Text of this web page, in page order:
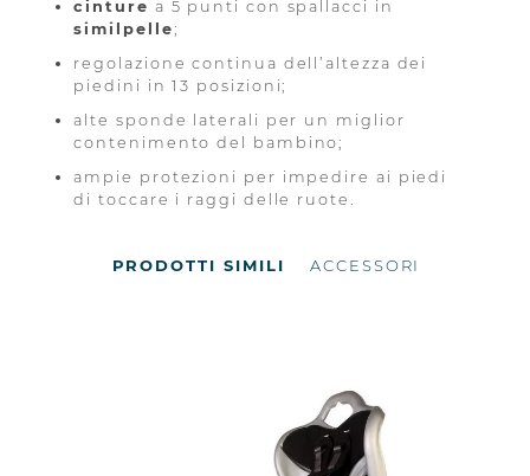
cinture a 5 punti con spallacci in
similpelle;
regolazione continua dell’altezza dei
piedini in 13 posizioni;
alte sponde laterali per un miglior
contenimento del bambino;
ampie protezioni per impedire ai piedi
di toccare i raggi delle ruote.
PRODOTTI SIMILI ACCESSORI